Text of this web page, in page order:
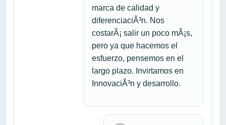
marca de calidad y
diferenciaciÃ³n. Nos
costarÃ¡ salir un poco mÃ¡s,
pero ya que hacemos el
esfuerzo, pensemos en el
largo plazo. Invirtamos en
InnovaciÃ³n y desarrollo.